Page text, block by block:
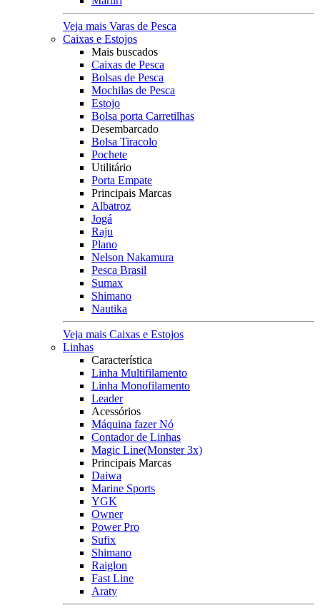
Veja mais Varas de Pesca
Caixas e Estojos
Mais buscados
Caixas de Pesca
Bolsas de Pesca
Mochilas de Pesca
Estojo
Bolsa porta Carretilhas
Desembarcado
Bolsa Tiracolo
Pochete
Utilitário
Porta Empate
Principais Marcas
Albatroz
Jogá
Raju
Plano
Nelson Nakamura
Pesca Brasil
Sumax
Shimano
Nautika
Veja mais Caixas e Estojos
Linhas
Característica
Linha Multifilamento
Linha Monofilamento
Leader
Acessórios
Máquina fazer Nó
Contador de Linhas
Magic Line(Monster 3x)
Principais Marcas
Daiwa
Marine Sports
YGK
Owner
Power Pro
Sufix
Shimano
Raiglon
Fast Line
Araty